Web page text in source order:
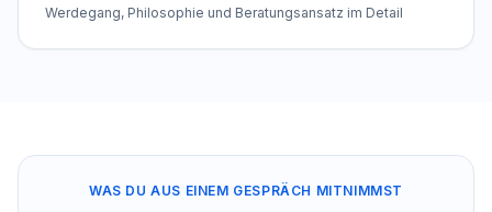
Werdegang, Philosophie und Beratungsansatz im Detail
WAS DU AUS EINEM GESPRÄCH MITNIMMST